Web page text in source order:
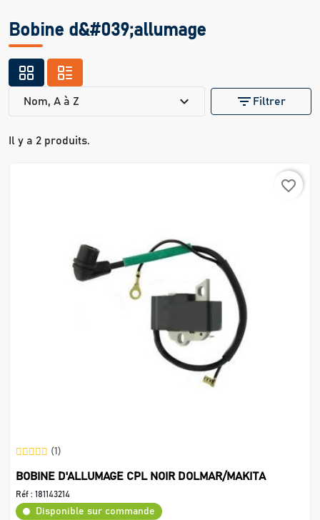
Bobine d&#039;allumage
Il y a 2 produits.
Nom, A à Z expand_more filter_list Filtrer
favorite_border
(1)
BOBINE D'ALLUMAGE CPL NOIR DOLMAR/MAKITA
Réf : 181143214
Disponible sur commande